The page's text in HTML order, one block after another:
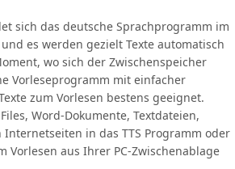
sich das deutsche Sprachprogramm im
es werden gezielt Texte automatisch
wo sich der Zwischenspeicher
Vorleseprogramm mit einfacher
zum Vorlesen bestens geeignet.
Word-Dokumente, Textdateien,
Internetseiten in das TTS Programm oder
Vorlesen aus Ihrer PC-Zwischenablage